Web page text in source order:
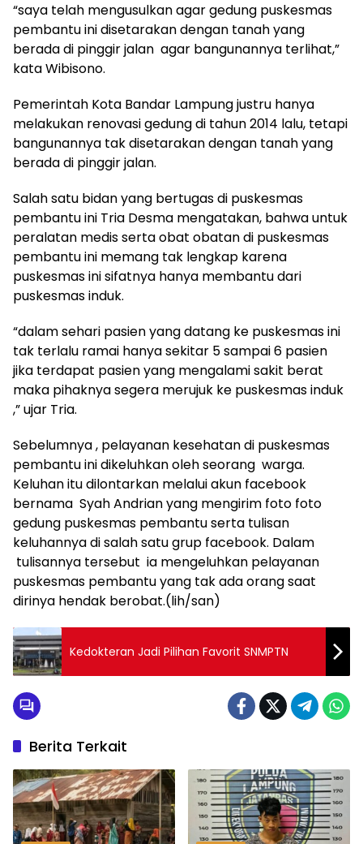
“saya telah mengusulkan agar gedung puskesmas
pembantu ini disetarakan dengan tanah yang
berada di pinggir jalan agar bangunannya terlihat,”
kata Wibisono.
Pemerintah Kota Bandar Lampung justru hanya
melakukan renovasi gedung di tahun 2014 lalu, tetapi
bangunannya tak disetarakan dengan tanah yang
berada di pinggir jalan.
Salah satu bidan yang bertugas di puskesmas
pembantu ini Tria Desma mengatakan, bahwa untuk
peralatan medis serta obat obatan di puskesmas
pembantu ini memang tak lengkap karena
puskesmas ini sifatnya hanya membantu dari
puskesmas induk.
“dalam sehari pasien yang datang ke puskesmas ini
tak terlalu ramai hanya sekitar 5 sampai 6 pasien
jika terdapat pasien yang mengalami sakit berat
maka pihaknya segera merujuk ke puskesmas induk
,” ujar Tria.
Sebelumnya , pelayanan kesehatan di puskesmas
pembantu ini dikeluhkan oleh seorang warga.
Keluhan itu dilontarkan melalui akun facebook
bernama Syah Andrian yang mengirim foto foto
gedung puskesmas pembantu serta tulisan
keluhannya di salah satu grup facebook. Dalam
tulisannya tersebut ia mengeluhkan pelayanan
puskesmas pembantu yang tak ada orang saat
dirinya hendak berobat.(lih/san)
Kedokteran Jadi Pilihan Favorit SNMPTN
Berita Terkait